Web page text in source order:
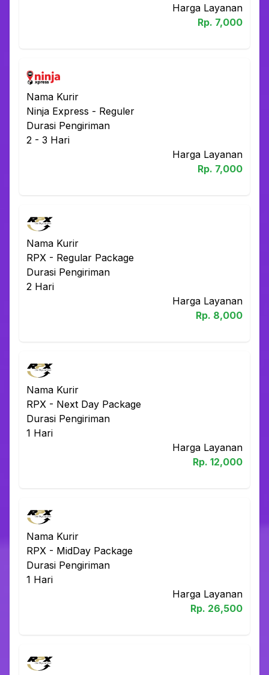
Harga Layanan
Rp. 7,000
Nama Kurir
Ninja Express - Reguler
Durasi Pengiriman
2 - 3 Hari
Harga Layanan
Rp. 7,000
Nama Kurir
RPX - Regular Package
Durasi Pengiriman
2 Hari
Harga Layanan
Rp. 8,000
Nama Kurir
RPX - Next Day Package
Durasi Pengiriman
1 Hari
Harga Layanan
Rp. 12,000
Nama Kurir
RPX - MidDay Package
Durasi Pengiriman
1 Hari
Harga Layanan
Rp. 26,500